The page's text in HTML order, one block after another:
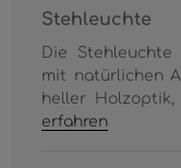
Stehleuchte
Die Stehleuchte
mit natürlichen
heller
erfahren